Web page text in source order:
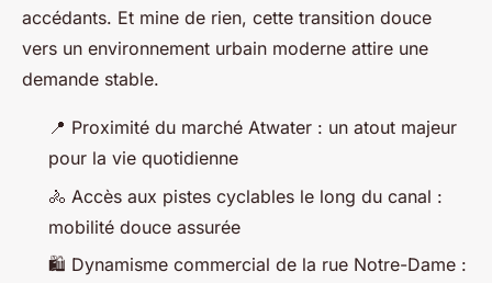
accédants. Et mine de rien, cette transition douce
vers un environnement urbain moderne attire une
demande stable.
📍 Proximité du marché Atwater : un atout majeur
pour la vie quotidienne
🚴 Accès aux pistes cyclables le long du canal :
mobilité douce assurée
🛍️ Dynamisme commercial de la rue Notre-Dame :